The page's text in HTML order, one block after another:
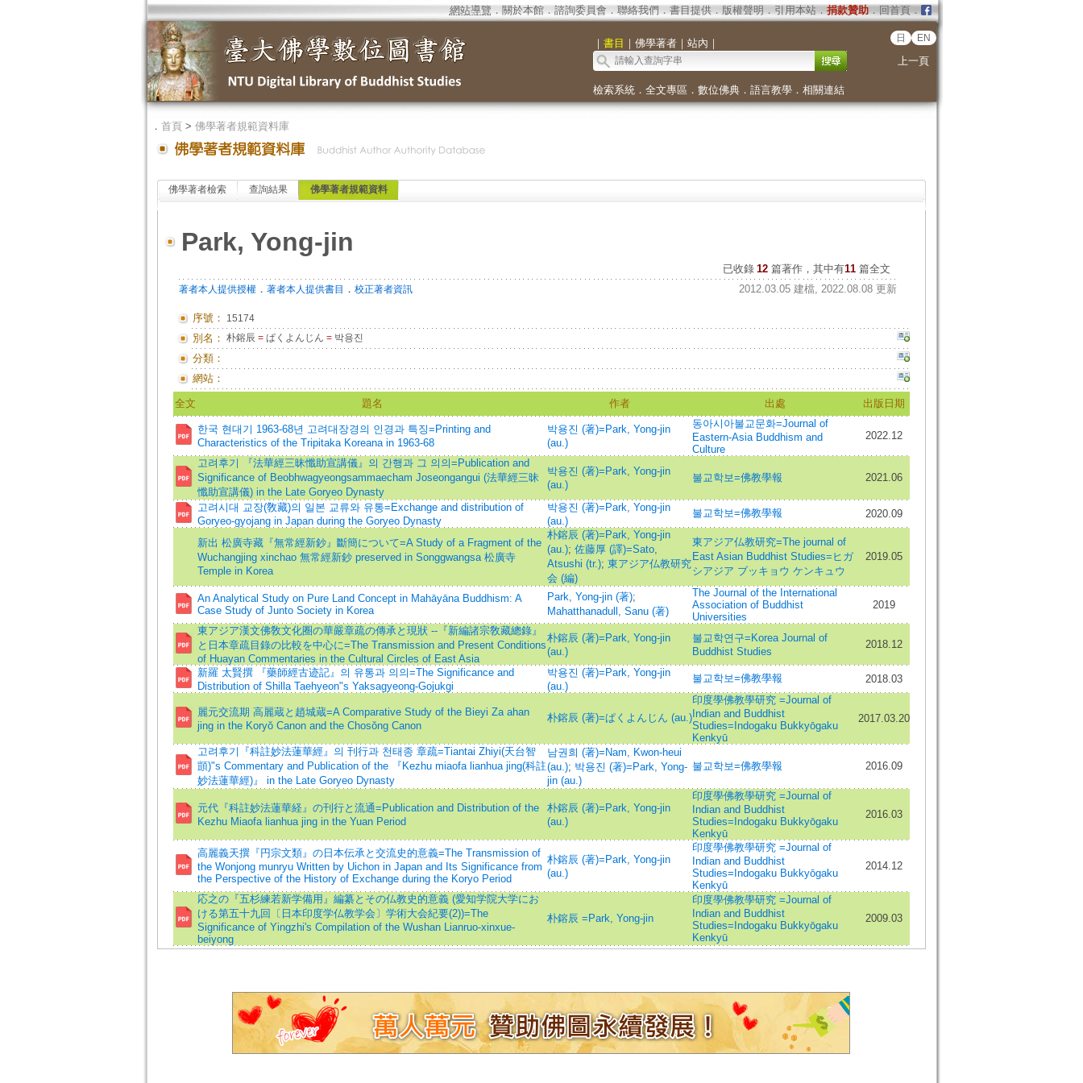
網站導覽 ． 關於本館． 諮詢委員會． 聯絡我們 ． 書目提供． 版權聲明 ． 引用本站． 捐款贊助．回首頁．
｜ 書目 ｜ 佛學著者｜ 站內 ｜ 日 EN
上一頁
檢索系統． 全文專區 ． 數位佛典． 語言教學． 相關連結
． 首頁> 佛學著者規範資料庫
佛學著者檢索 查詢結果 佛學著者規範資料
Park, Yong-jin
已收錄 12 篇著作，其中有11篇全文
著者本人提供授權． 著者本人提供書目 ． 校正著者資訊 2012.03.05 建檔, 2022.08.08 更新
序號： 15174
別名： 朴鎔辰 =ぱくよんじん =박용진
分類：
網站：
全文 題名 作者 出處 出版日期
한국 현대기 1963-68년 고려대장경의 인경과 특징=Printing and
Characteristics of the Tripitaka Koreana in 1963-68
박용진 (著)=Park, Yong-jin
(au.)
동아시아불교문화=Journal of
Eastern-Asia Buddhism and
Culture
2022.12
고려후기 『法華經三昧懺助宣講儀』의 간행과 그 의의=Publication and
Significance of Beobhwagyeongsammaecham Joseongangui (法華經三昧
懺助宣講儀) in the Late Goryeo Dynasty
박용진 (著)=Park, Yong-jin
(au.)
불교학보=佛教學報 2021.06
고려시대 교장(敎藏)의 일본 교류와 유통=Exchange and distribution of
Goryeo-gyojang in Japan during the Goryeo Dynasty
박용진 (著)=Park, Yong-jin
(au.)
불교학보=佛教學報 2020.09
新出 松廣寺藏『無常經新鈔』斷簡について=A Study of a Fragment of the
Wuchangjing xinchao 無常經新鈔 preserved in Songgwangsa 松廣寺
Temple in Korea
朴鎔辰 (著)=Park, Yong-jin
(au.); 佐藤厚 (譯)=Sato,
Atsushi (tr.); 東アジア仏教研究
会 (編)
東アジア仏教研究=The journal of
East Asian Buddhist Studies=ヒガ
シアジア ブッキョウ ケンキュウ
2019.05
An Analytical Study on Pure Land Concept in Mahāyāna Buddhism: A
Case Study of Junto Society in Korea
Park, Yong-jin (著);
Mahatthanadull, Sanu (著)
The Journal of the International
Association of Buddhist
Universities
2019
東アジア漢文佛敎文化圈の華嚴章疏の傳承と現狀 --『新編諸宗敎藏總錄』
と日本章疏目錄の比較を中心に=The Transmission and Present Conditions
of Huayan Commentaries in the Cultural Circles of East Asia
朴鎔辰 (著)=Park, Yong-jin
(au.)
불교학연구=Korea Journal of
Buddhist Studies
2018.12
新羅 太賢撰 『藥師經古迹記』의 유통과 의의=The Significance and
Distribution of Shilla Taehyeon"s Yaksagyeong-Gojukgi
박용진 (著)=Park, Yong-jin
(au.)
불교학보=佛教學報 2018.03
麗元交流期 高麗蔵と趙城蔵=A Comparative Study of the Bieyi Za ahan
jing in the Koryŏ Canon and the Chosŏng Canon
朴鎔辰 (著)=ぱくよんじん (au.)
印度學佛教學研究 =Journal of
Indian and Buddhist
Studies=Indogaku Bukkyōgaku
Kenkyū
2017.03.20
고려후기『科註妙法蓮華經』의 刊行과 천태종 章疏=Tiantai Zhiyi(天台智
顗)"s Commentary and Publication of the 『Kezhu miaofa lianhua jing(科註
妙法蓮華經)』 in the Late Goryeo Dynasty
남권희 (著)=Nam, Kwon-heui
(au.); 박용진 (著)=Park, Yong-
jin (au.)
불교학보=佛教學報 2016.09
元代『科註妙法蓮華経』の刊行と流通=Publication and Distribution of the
Kezhu Miaofa lianhua jing in the Yuan Period
朴鎔辰 (著)=Park, Yong-jin
(au.)
印度學佛教學研究 =Journal of
Indian and Buddhist
Studies=Indogaku Bukkyōgaku
Kenkyū
2016.03
高麗義天撰『円宗文類』の日本伝承と交流史的意義=The Transmission of
the Wonjong munryu Written by Uichon in Japan and Its Significance from
the Perspective of the History of Exchange during the Koryo Period
朴鎔辰 (著)=Park, Yong-jin
(au.)
印度學佛教學研究 =Journal of
Indian and Buddhist
Studies=Indogaku Bukkyōgaku
Kenkyū
2014.12
応之の『五杉練若新学備用』編纂とその仏教史的意義 (愛知学院大学にお
ける第五十九回〔日本印度学仏教学会〕学術大会紀要(2))=The
Significance of Yingzhi's Compilation of the Wushan Lianruo-xinxue-
beiyong
朴鎔辰 =Park, Yong-jin
印度學佛教學研究 =Journal of
Indian and Buddhist
Studies=Indogaku Bukkyōgaku
Kenkyū
2009.03